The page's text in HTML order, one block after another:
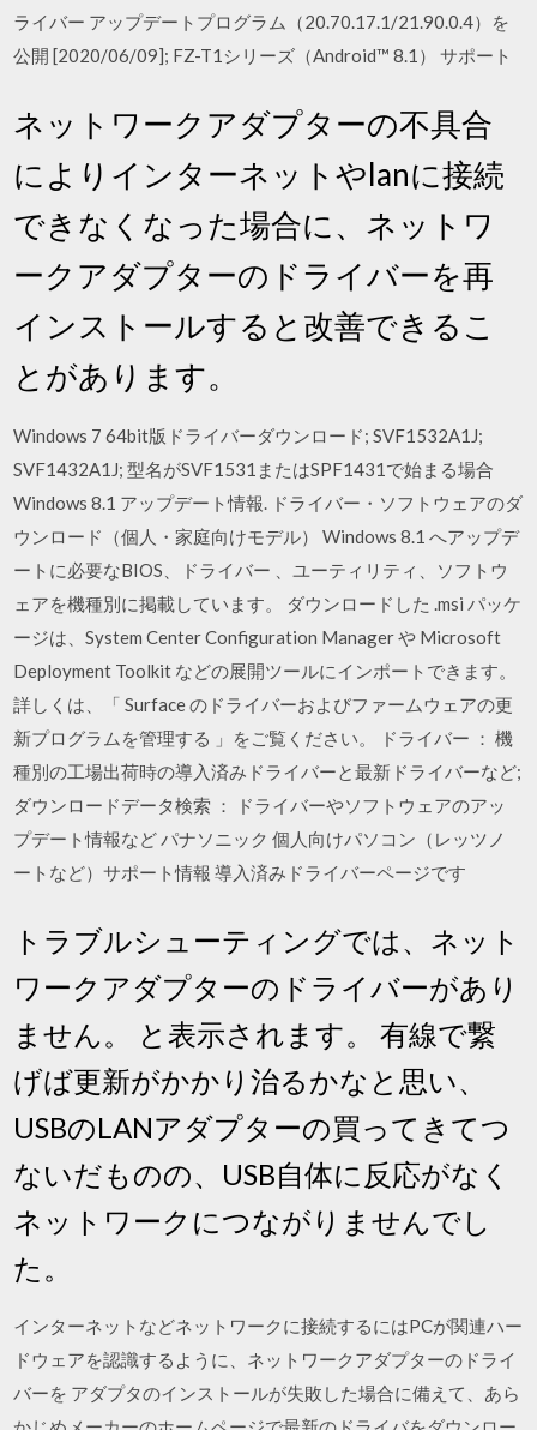
ライバー アップデートプログラム（20.70.17.1/21.90.0.4）を
公開 [2020/06/09]; FZ-T1シリーズ（Android™ 8.1） サポート
ネットワークアダプターの不具合
によりインターネットやlanに接続
できなくなった場合に、ネットワ
ークアダプターのドライバーを再
インストールすると改善できるこ
とがあります。
Windows 7 64bit版ドライバーダウンロード; SVF1532A1J;
SVF1432A1J; 型名がSVF1531またはSPF1431で始まる場合
Windows 8.1 アップデート情報. ドライバー・ソフトウェアのダ
ウンロード（個人・家庭向けモデル） Windows 8.1 へアップデ
ートに必要なBIOS、ドライバー 、ユーティリティ、ソフトウ
ェアを機種別に掲載しています。 ダウンロードした .msi パッケ
ージは、System Center Configuration Manager や Microsoft
Deployment Toolkit などの展開ツールにインポートできます。
詳しくは、「 Surface のドライバーおよびファームウェアの更
新プログラムを管理する 」をご覧ください。 ドライバー ： 機
種別の工場出荷時の導入済みドライバーと最新ドライバーなど;
ダウンロードデータ検索 ： ドライバーやソフトウェアのアッ
プデート情報など パナソニック 個人向けパソコン（レッツノ
ートなど）サポート情報 導入済みドライバーページです
トラブルシューティングでは、ネット
ワークアダプターのドライバーがあり
ません。 と表示されます。 有線で繋
げば更新がかかり治るかなと思い、
USBのLANアダプターの買ってきてつ
ないだものの、USB自体に反応がなく
ネットワークにつながりませんでし
た。
インターネットなどネットワークに接続するにはPCが関連ハー
ドウェアを認識するように、ネットワークアダプターのドライ
バーを アダプタのインストールが失敗した場合に備えて、あら